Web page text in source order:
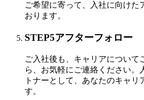
ご希望に寄って、入社に向けた
おります。
STEP5アフターフォロー
ご入社後も、キャリアについて
ら、お気軽にご連絡ください。
トナーとして、あなたのキャリ
す。